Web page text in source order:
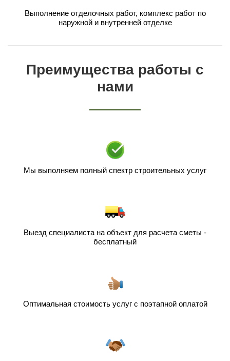
Выполнение отделочных работ, комплекс работ по
наружной и внутренней отделке
Преимущества работы с
нами
Мы выполняем полный спектр строительных услуг
Выезд специалиста на объект для расчета сметы -
бесплатный
Оптимальная стоимость услуг с поэтапной оплатой